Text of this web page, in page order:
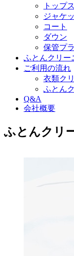
トップ
ジャケ
コート
ダウン
保管プ
ふとんクリー
ご利用の流れ
衣類ク
ふとん
Q&A
会社概要
ふとんクリ